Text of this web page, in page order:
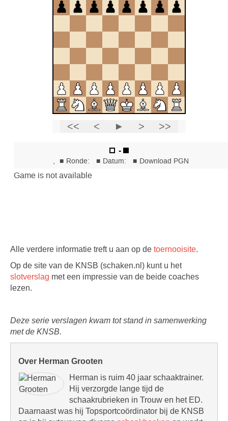
Alle verdere informatie treft u aan op de toernooisite.
Op de site van de KNSB (schaken.nl) kunt u het
slotverslag met een impressie van de beide coaches
lezen.
Deze serie verslagen kwam tot stand in samenwerking
met de KNSB.
Over Herman Grooten
Herman is ruim 40 jaar schaaktrainer.
Hij verzorgde lange tijd de
schaakrubrieken in Trouw en het ED.
Daarnaast was hij Topsportcoördinator bij de KNSB